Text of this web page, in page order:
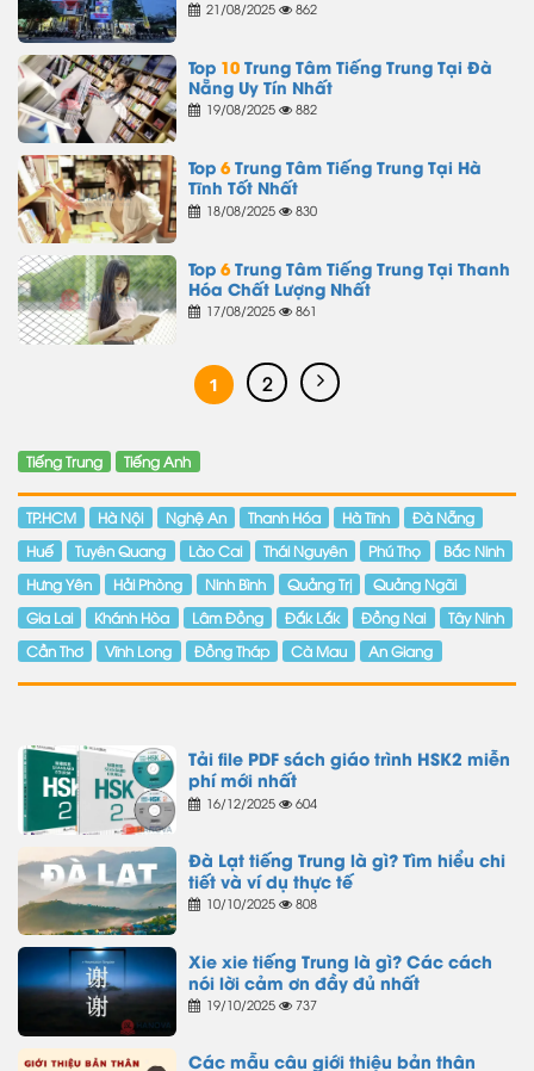
21/08/2025 862
Top 10Trung Tâm Tiếng Trung Tại Đà
Nẵng Uy Tín Nhất
19/08/2025 882
Top 6Trung Tâm Tiếng Trung Tại Hà
Tĩnh Tốt Nhất
18/08/2025 830
Top 6Trung Tâm Tiếng Trung Tại Thanh
Hóa Chất Lượng Nhất
17/08/2025 861
1 2
Tiếng Trung Tiếng Anh
TP.HCM Hà Nội Nghệ An Thanh Hóa Hà Tĩnh Đà Nẵng
Huế Tuyên Quang Lào Cai Thái Nguyên Phú Thọ Bắc Ninh
Hưng Yên Hải Phòng Ninh Bình Quảng Trị Quảng Ngãi
Gia Lai Khánh Hòa Lâm Đồng Đắk Lắk Đồng Nai Tây Ninh
Cần Thơ Vĩnh Long Đồng Tháp Cà Mau An Giang
Tải file PDF sách giáo trình HSK2 miễn
phí mới nhất
16/12/2025 604
Đà Lạt tiếng Trung là gì? Tìm hiểu chi
tiết và ví dụ thực tế
10/10/2025 808
Xie xie tiếng Trung là gì? Các cách
nói lời cảm ơn đầy đủ nhất
19/10/2025 737
Các mẫu câu giới thiệu bản thân